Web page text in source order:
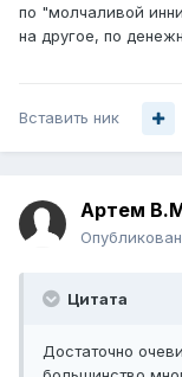
по "молчаливой
на другое, по
Вставить ник
Артем
Цитата
Достаточно